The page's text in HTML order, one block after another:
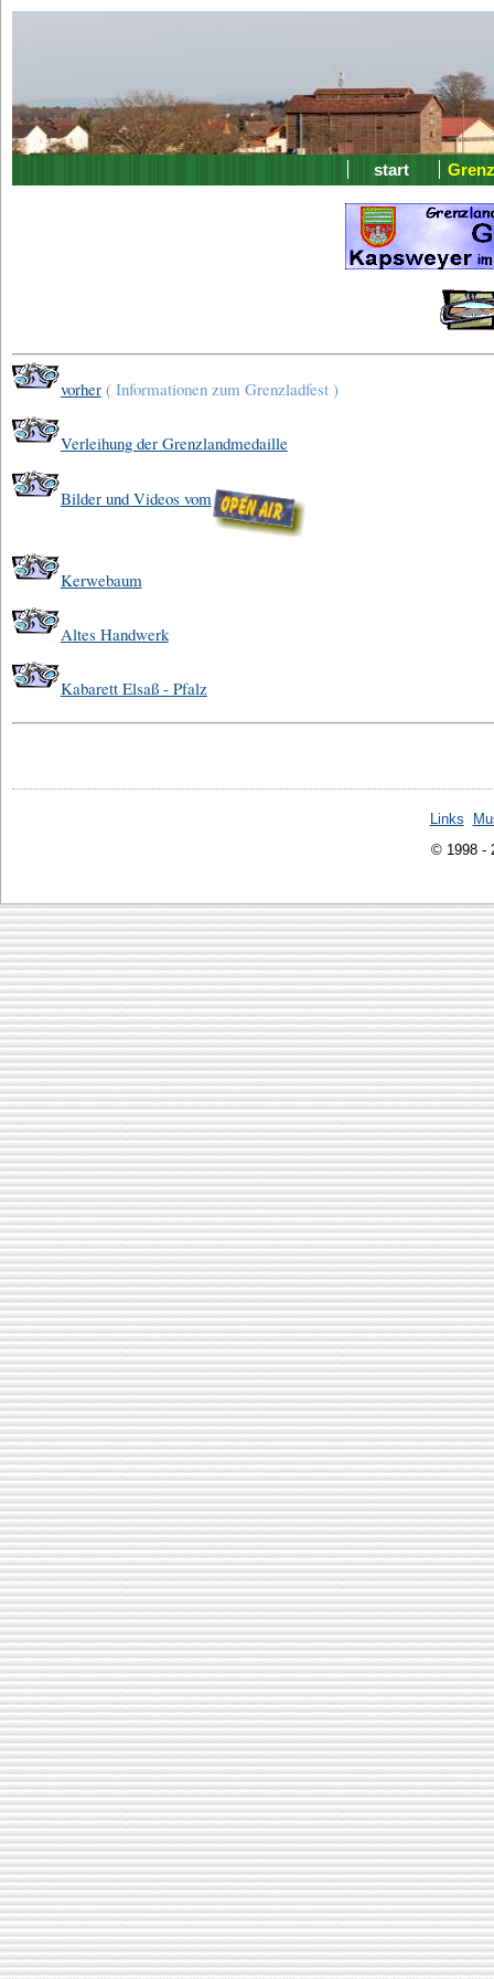
start
vorher( Informationen zum Grenzladfest )
Verleihung der Grenzlandmedaille
Bilder und Videos vom
Kerwebaum
Altes Handwerk
Kabarett Elsaß - Pfalz
Links
© 1998 -